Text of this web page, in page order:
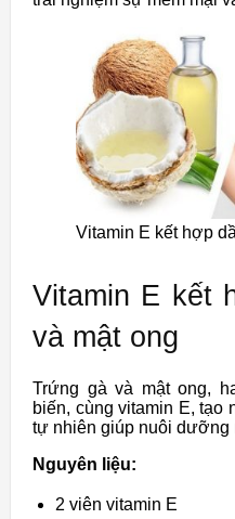
Vitamin E kết hợp
Vitamin E kết
và mật ong
Trứng gà và mật ong,
biến, cùng vitamin E, tạo
tự nhiên giúp nuôi dưỡng
Nguyên liệu:
2 viên vitamin E